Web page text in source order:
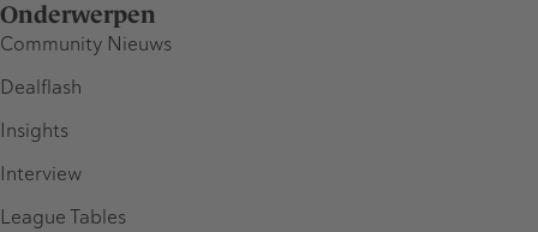
Onderwerpen
Community Nieuws
Dealflash
Insights
Interview
League Tables